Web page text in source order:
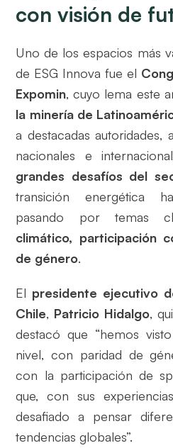
con visión de
Uno de los espacios más
de ESG Innova fue el
Expomin, cuyo lema este
la minería de
a destacadas autoridades,
nacionales e
grandes desafíos del
transición energética
pasando por temas
climático, participación
de género.
El presidente ejecutivo
Chile, Patricio Hidalgo,
destacó que “hemos
nivel, con paridad de
con la participación de
que, con sus
desafiado a pensar
tendencias globales”.